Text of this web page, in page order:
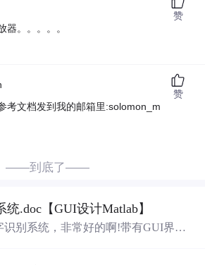
器。。。。。
赞
考文档发到我的邮箱里:solomon_m
赞
——到底了——
.doc【GUI设计Matlab】
识别系统，非常好的啊!带有GUI界